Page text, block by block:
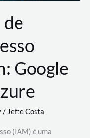
Google
/ Jefte Costa
(IAM) é uma